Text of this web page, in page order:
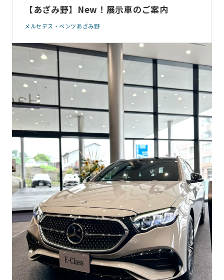
【あざみ野】New！展示車のご案内
メルセデス・ベンツあざみ野